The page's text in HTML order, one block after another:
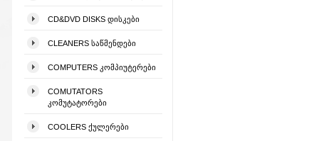
CD&DVD DISKS ᲓᲘᲡᲙᲔᲑᲘ
CLEANERS ᲡᲐᲬᲛᲔᲜᲓᲔᲑᲘ
COMPUTERS ᲙᲝᲛᲞᲘᲣᲢᲔᲠᲔᲑᲘ
COMUTATORS
ᲙᲝᲛᲣᲢᲐᲢᲝᲠᲔᲑᲘ
COOLERS ᲥᲣᲚᲔᲠᲔᲑᲘ